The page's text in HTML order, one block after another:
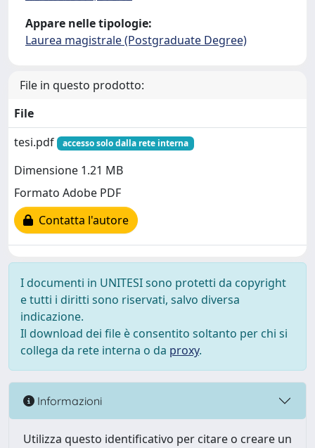
Appare nelle tipologie:
Laurea magistrale (Postgraduate Degree)
File in questo prodotto:
File
tesi.pdf
accesso solo dalla rete interna
Dimensione 1.21 MB
Formato Adobe PDF
Contatta l'autore
I documenti in UNITESI sono protetti da copyright
e tutti i diritti sono riservati, salvo diversa
indicazione.
Il download dei file è consentito soltanto per chi si
collega da rete interna o da proxy.
Informazioni
Utilizza questo identificativo per citare o creare un